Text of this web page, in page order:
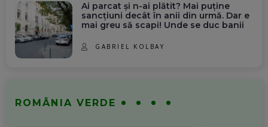
Ai parcat și n-ai plătit? Mai puține
sancțiuni decât în anii din urmă. Dar e
mai greu să scapi! Unde se duc banii
GABRIEL KOLBAY
ROMÂNIA VERDE